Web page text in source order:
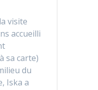
visite
accueilli
sa carte)
du
Iska a